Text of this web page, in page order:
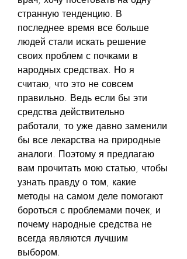
странную тенденцию. В
последнее время все больше
людей стали искать решение
своих проблем с почками в
народных средствах. Но я
считаю, что это не совсем
правильно. Ведь если бы эти
средства действительно
работали, то уже давно заменили
бы все лекарства на природные
аналоги. Поэтому я предлагаю
вам прочитать мою статью, чтобы
узнать правду о том, какие
методы на самом деле помогают
бороться с проблемами почек, и
почему народные средства не
всегда являются лучшим
выбором.